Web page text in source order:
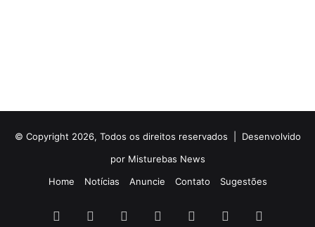
© Copyright 2026, Todos os direitos reservados | Desenvolvido
por Misturebas News
Home
Notícias Anuncie Contato Sugestões
Facebook YouTubeInstagramTelegramWhatsApp